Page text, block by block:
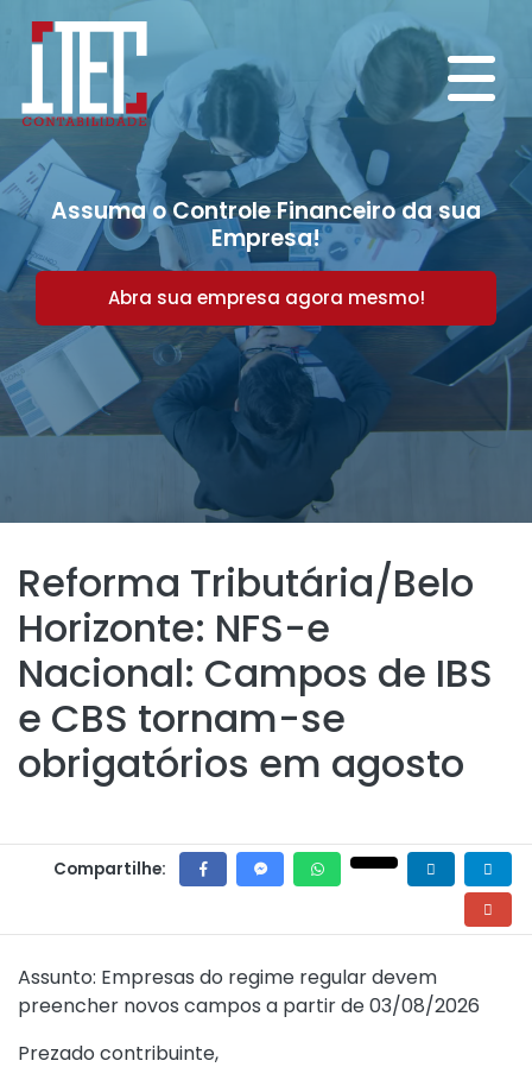
Assuma o Controle Financeiro da sua
Empresa!
Abra sua empresa agora mesmo!
Reforma Tributária/Belo
Horizonte: NFS-e
Nacional: Campos de IBS
e CBS tornam-se
obrigatórios em agosto
Compartilhe:
Assunto: Empresas do regime regular devem
preencher novos campos a partir de 03/08/2026
Prezado contribuinte,